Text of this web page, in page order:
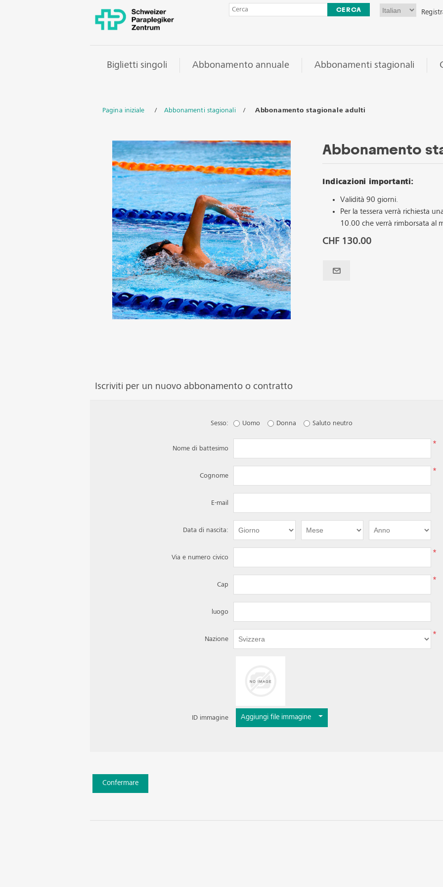
Biglietti singoli Abbonamento annuale Abbonamenti stagionali
Pagina iniziale / Abbonamenti stagionali / Abbonamento stagionale adulti
Abbonamento
Indicazioni importanti:
Validità 90 giorni.
Per la tessera verrà richiesta
10.00 che verrà rimborsata al
CHF 130.00
Iscriviti per un nuovo abbonamento o contratto
Sesso: Uomo Donna Saluto neutro
Nome di battesimo *
Cognome *
E-mail
Data di nascita:
Via e numero civico *
Cap *
luogo
Nazione *
ID immagine Aggiungi file immagine
Confermare